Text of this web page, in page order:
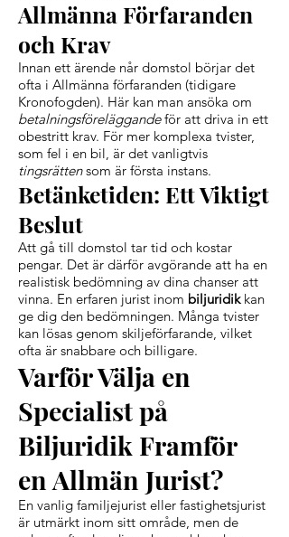
Allmänna Förfaranden
och Krav
Innan ett ärende når domstol börjar det
ofta i Allmänna förfaranden (tidigare
Kronofogden). Här kan man ansöka om
betalningsföreläggandeför att driva in ett
obestritt krav. För mer komplexa tvister,
som fel i en bil, är det vanligtvis
tingsrättensom är första instans.
Betänketiden: Ett Viktigt
Beslut
Att gå till domstol tar tid och kostar
pengar. Det är därför avgörande att ha en
realistisk bedömning av dina chanser att
vinna. En erfaren jurist inom biljuridikkan
ge dig den bedömningen. Många tvister
kan lösas genom skiljeförfarande, vilket
ofta är snabbare och billigare.
Varför Välja en
Specialist på
Biljuridik Framför
en Allmän Jurist?
En vanlig familjejurist eller fastighetsjurist
är utmärkt inom sitt område, men de